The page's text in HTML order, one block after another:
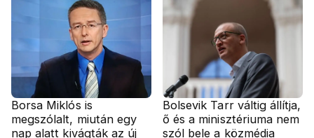
Borsa Miklós is
megszólalt, miután egy
nap alatt kivágták az új
Bolsevik Tarr váltig állítja,
ő és a minisztériuma nem
szól bele a közmédia